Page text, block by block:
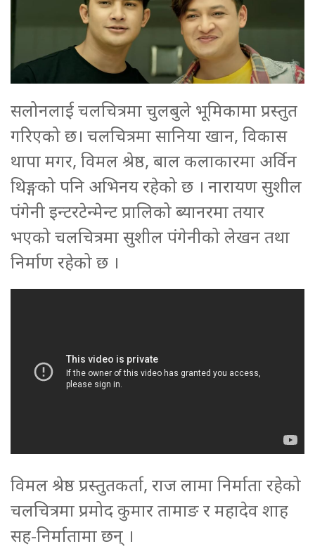
सलोनलाई चलचित्रमा चुलबुले भूमिकामा प्रस्तुत
गरिएको छ। चलचित्रमा सानिया खान, विकास
थापा मगर, विमल श्रेष्ठ, बाल कलाकारमा अर्विन
थिङ्गको पनि अभिनय रहेको छ । नारायण सुशील
पंगेनी इन्टरटेन्मेन्ट प्रालिको ब्यानरमा तयार
भएको चलचित्रमा सुशील पंगेनीको लेखन तथा
निर्माण रहेको छ ।
विमल श्रेष्ठ प्रस्तुतकर्ता, राज लामा निर्माता रहेको
चलचित्रमा प्रमोद कुमार तामाङ र महादेव शाह
सह-निर्मातामा छन् ।